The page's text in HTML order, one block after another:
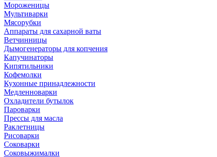
Мороженицы
Мультиварки
Мясорубки
Аппараты для сахарной ваты
Ветчинницы
Дымогенераторы для копчения
Капучинаторы
Кипятильники
Кофемолки
Кухонные принадлежности
Медленноварки
Охладители бутылок
Пароварки
Прессы для масла
Раклетницы
Рисоварки
Соковарки
Соковыжималки